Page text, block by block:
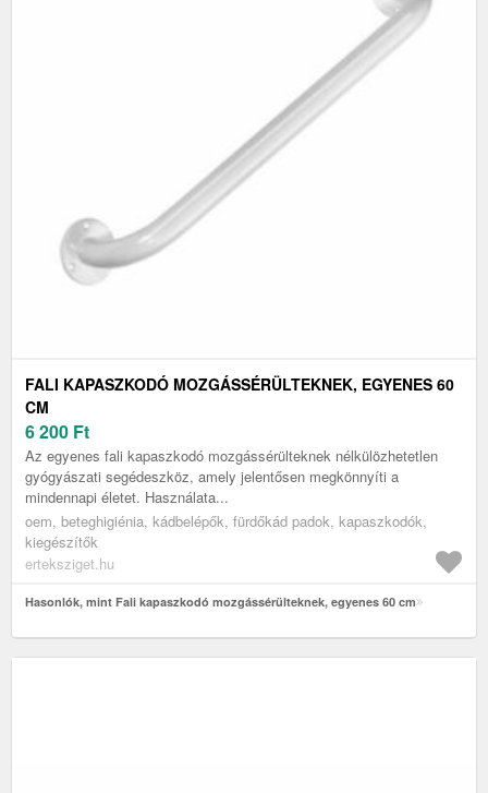
FALI KAPASZKODÓ MOZGÁSSÉRÜLTEKNEK, EGYENES 60
CM
6 200 Ft
Az egyenes fali kapaszkodó mozgássérülteknek nélkülözhetetlen
gyógyászati segédeszköz, amely jelentősen megkönnyíti a
mindennapi életet. Használata...
oem, beteghigiénia, kádbelépők, fürdőkád padok, kapaszkodók,
kiegészítők
erteksziget.hu
Hasonlók, mint Fali kapaszkodó mozgássérülteknek, egyenes 60 cm